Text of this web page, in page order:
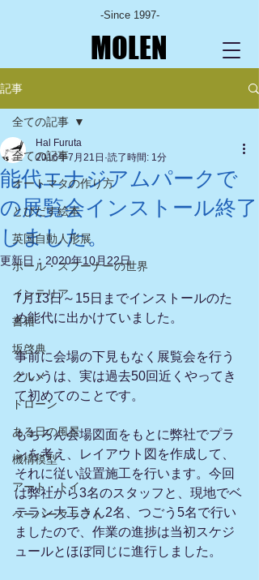
-Since 1997-
MOLEN
記事
全ての記事
オートマタの作り方
とびだす絵本
英国自動人形展
ポール・スプーナーの世界
インテリア
書籍
坂啓典
グルメ
ドローン
ある日の風景
機構模型
アート・トイ
ペーパークラフト
全ての記事
能代エナジアムパークで
の展覧会インストール終了
しました。
Hal Furuta
2016年7月21日 読了時間: 1分
更新日： 2020年10月22日
7月13日～15日までインストールのた
め能代に出かけていました。
事前に会場の下見もなく展覧会を行う
というは、実は過去50回近くやってき
て初めてのことです。
もちろん会場図面をもとに弊社でプラ
ンを考え、レイアウト図を作成して、
それに従い設置施工を行います。今回
は弊社から3名のスタッフと、現地でベ
テラン大工さん2名、つごう5名で行い
ましたので、作業の進捗は当初スケジ
ュールとほぼ同じに進行しました。